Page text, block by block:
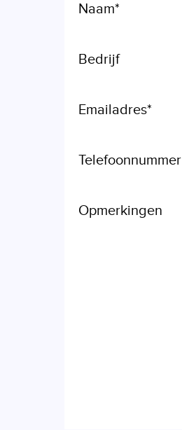
Naam*
Bedrijf
Emailadres*
Telefoonnummer
Opmerkingen